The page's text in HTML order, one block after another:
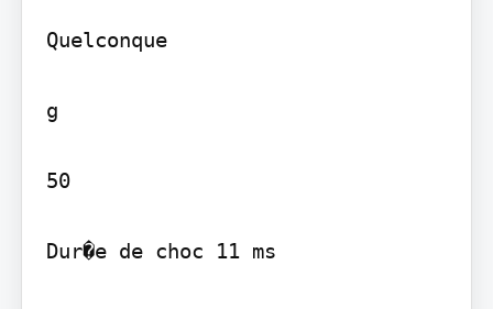
Quelconque
g
50
Dur�e de choc 11 ms